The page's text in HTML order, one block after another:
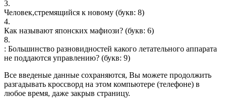
3.
Человек,стремящийся к новому (букв: 8)
4.
Как называют японских мафиози? (букв: 6)
8.
: Большинство разновидностей какого летательного аппарата
не поддаются управлению? (букв: 9)
Все введеные данные сохраняются, Вы можете продолжить
разгадывать кроссворд на этом компьютере (телефоне) в
любое время, даже закрыв страницу.